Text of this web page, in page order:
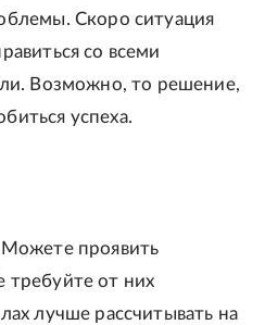
Скоро ситуация
со всеми
Возможно, то решение,
успеха.
проявить
требуйте от них
лучше рассчитывать на